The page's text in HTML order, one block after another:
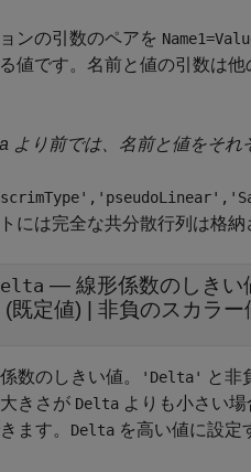
ンの引数のペアを
値です。名前と値の引数は
より前では、名前と値をそれ
には完全な共分散行列は格納
— 線形係数のしきい
(既定値) | 非負のスカラー
数のしきい値。 'Delta' と非
きさが Delta よりも小さい場
ます。 Delta を高い値に設定